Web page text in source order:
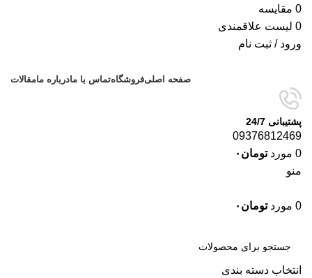
0 مقایسه
0 لیست علاقمندی
ورود / ثبت نام
صفحه اصلیفروشگاهتماس با مادرباره مامقالات
پشتیبانی 24/7
09376812469
0 مورد تومان ۰
منو
0 مورد تومان ۰
انتخاب دسته بندی